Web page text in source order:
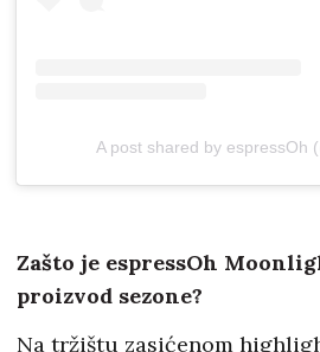
A post shared by espressOh
Zašto je espressOh
proizvod sezone?
Na tržištu zasićenom